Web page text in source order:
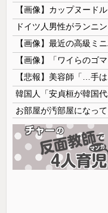
【画像】カップヌード
【画像】最近の高級ミ
【画像】「ワイらのゴ
【悲報】美容師「…手
お部屋が汚部屋になって